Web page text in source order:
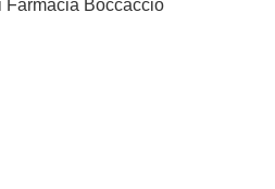
Farmacia Boccaccio